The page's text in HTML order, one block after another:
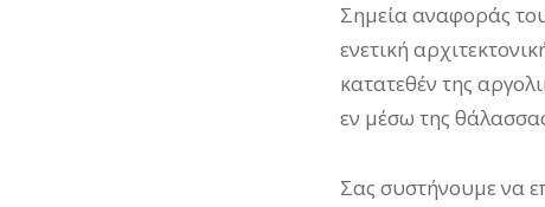
Σημεία αναφοράς
ενετική
κατατεθέν της
εν μέσω της
Σας συστήνουμε να